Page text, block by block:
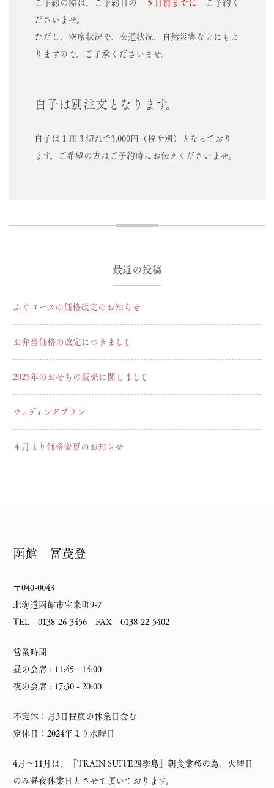
ださいませ。
ただし、空席状況や、交通状況、自然災害などにもよ
りますので、ご了承くださいませ。
白子は別注文となります。
白子は１皿３切れで3,000円（税サ別）となっており
ます。ご希望の方はご予約時にお伝えくださいませ。
最近の投稿
ふぐコースの価格改定のお知らせ
お弁当価格の改定につきまして
2025年のおせちの販売に関しまして
ウェディングプラン
４月より価格変更のお知らせ
函館 冨茂登
〒040-0043
北海道函館市宝来町9-7
TEL 0138-26-3456 FAX 0138-22-5402
営業時間
昼の会席 : 11:45 - 14:00
夜の会席 : 17:30 - 20:00
不定休：月3日程度の休業日含む
定休日：2024年より水曜日
4月～11月は、『TRAIN SUITE四季島』朝食業務の為、火曜日
のみ昼夜休業日とさせて頂いております。